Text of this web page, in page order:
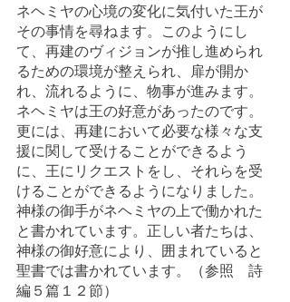
ネヘミヤの心境の変化に気付いた王が
その事情を尋ねます。このようにし
て、再建のヴィジョンが推し進められ
るための環境が整えられ、扉が開か
れ、流れるように、物事が進みます。
ネヘミヤは王の好意があったのです。
更には、再建において必要な様々な支
援に関して受けることができるよう
に、王にリクエストをし、それらを受
けることができるようになりました。
神様の御手がネヘミヤの上で働かれた
と書かれています。正しい者たちは、
神様の御好意により、囲まれていると
聖書では書かれています。（参照　詩
編５篇１２節）